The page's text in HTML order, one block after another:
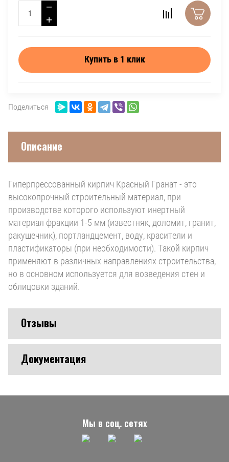
−
+
Купить в 1 клик
Поделиться
Описание
Гиперпрессованный кирпич Красный Гранат - это
высокопрочный строительный материал, при
производстве которого используют инертный
материал фракции 1-5 мм (известняк, доломит, гранит,
ракушечник), портландцемент, воду, красители и
пластификаторы (при необходимости). Такой кирпич
применяют в различных направлениях строительства,
но в основном используется для возведения стен и
облицовки зданий.
Отзывы
Документация
Мы в соц. сетях